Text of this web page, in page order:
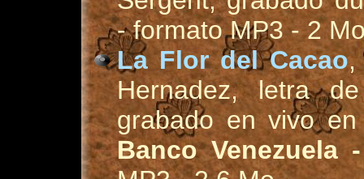
- formato MP3 - 2
La Flor del Cacao,
Hernadez, letra
grabado en vivo
Banco Venezuela